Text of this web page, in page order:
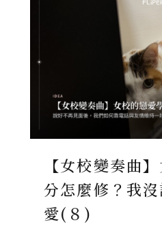
【女校變奏曲
分怎麼修？我
愛(８)